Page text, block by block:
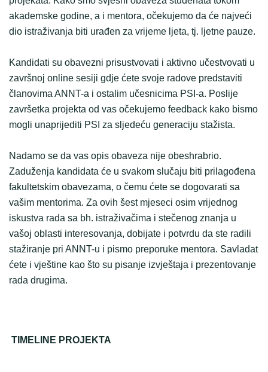
akademske godine, a i mentora, očekujemo da će najveći
dio istraživanja biti urađen za vrijeme ljeta, tj. ljetne pauze.
Kandidati su obavezni prisustvovati i aktivno učestvovati u
završnoj online sesiji gdje ćete svoje radove predstaviti
članovima ANNT-a i ostalim učesnicima PSI-a. Poslije
završetka projekta od vas očekujemo feedback kako bismo
mogli unaprijediti PSI za sljedeću generaciju stažista.
Nadamo se da vas opis obaveza nije obeshrabrio.
Zaduženja kandidata će u svakom slučaju biti prilagođena
fakultetskim obavezama, o čemu ćete se dogovarati sa
vašim mentorima. Za ovih šest mjeseci osim vrijednog
iskustva rada sa bh. istraživačima i stečenog znanja u
vašoj oblasti interesovanja, dobijate i potvrdu da ste radili
stažiranje pri ANNT-u i pismo preporuke mentora. Savladat
ćete i vještine kao što su pisanje izvještaja i prezentovanje
rada drugima.
TIMELINE PROJEKTA